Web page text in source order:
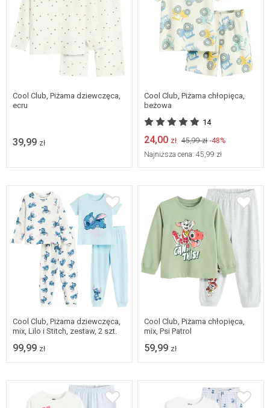
Dostępne w wielu
rozmiarach
Cool Club, Piżama dziewczęca,
ecru
39,99 zł
134
Cool Club, Piżama chłopięca,
beżowa
14
24,00 zł 45,99 zł -48%
Najniższa cena: 45,99 zł
Dostępne w wielu
rozmiarach
Cool Club, Piżama dziewczęca,
mix, Lilo i Stitch, zestaw, 2 szt.
99,99 zł
98
104
116 122
Cool Club, Piżama chłopięca,
mix, Psi Patrol
59,99 zł